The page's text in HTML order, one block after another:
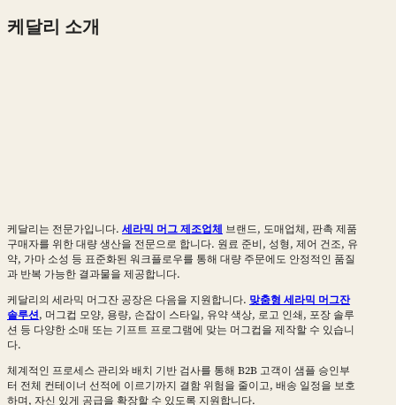
케달리 소개
케달리는 전문가입니다. 세라믹 머그 제조업체 브랜드, 도매업체, 판촉 제품
구매자를 위한 대량 생산을 전문으로 합니다. 원료 준비, 성형, 제어 건조, 유
약, 가마 소성 등 표준화된 워크플로우를 통해 대량 주문에도 안정적인 품질
과 반복 가능한 결과물을 제공합니다.
케달리의 세라믹 머그잔 공장은 다음을 지원합니다. 맞춤형 세라믹 머그잔
솔루션, 머그컵 모양, 용량, 손잡이 스타일, 유약 색상, 로고 인쇄, 포장 솔루
션 등 다양한 소매 또는 기프트 프로그램에 맞는 머그컵을 제작할 수 있습니
다.
체계적인 프로세스 관리와 배치 기반 검사를 통해 B2B 고객이 샘플 승인부
터 전체 컨테이너 선적에 이르기까지 결함 위험을 줄이고, 배송 일정을 보호
하며, 자신 있게 공급을 확장할 수 있도록 지원합니다.